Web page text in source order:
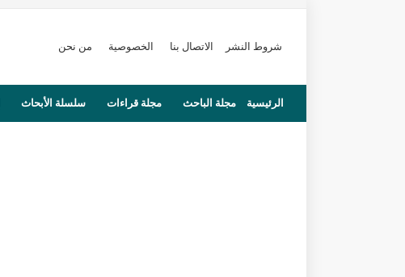
شروط النشر الاتصال بنا الخصوصية من نحن
الرئيسية مجلة الباحث مجلة قراءات سلسلة الأبحاث